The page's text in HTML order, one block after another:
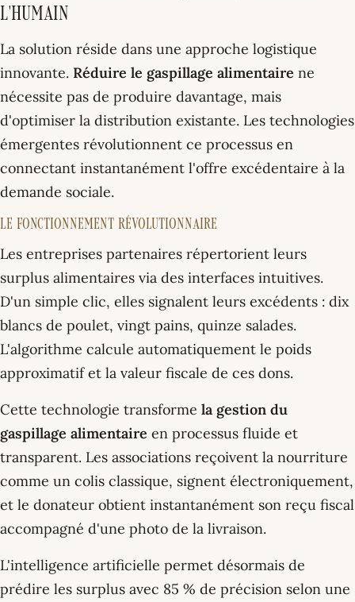
l'humain
La solution réside dans une approche logistique
innovante. Réduire le gaspillage alimentaire ne
nécessite pas de produire davantage, mais
d'optimiser la distribution existante. Les technologies
émergentes révolutionnent ce processus en
connectant instantanément l'offre excédentaire à la
demande sociale.
Le fonctionnement révolutionnaire
Les entreprises partenaires répertorient leurs
surplus alimentaires via des interfaces intuitives.
D'un simple clic, elles signalent leurs excédents : dix
blancs de poulet, vingt pains, quinze salades.
L'algorithme calcule automatiquement le poids
approximatif et la valeur fiscale de ces dons.
Cette technologie transforme la gestion du
gaspillage alimentaire en processus fluide et
transparent. Les associations reçoivent la nourriture
comme un colis classique, signent électroniquement,
et le donateur obtient instantanément son reçu fiscal
accompagné d'une photo de la livraison.
L'intelligence artificielle permet désormais de
prédire les surplus avec 85 % de précision selon une